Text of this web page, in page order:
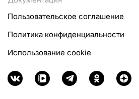
Пользовательское соглашение
Политика конфиденциальности
Использование cookie